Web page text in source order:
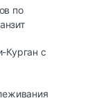
по
Курган с